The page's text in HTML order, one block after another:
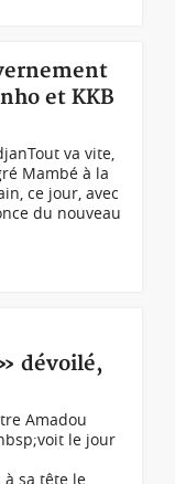
et KKB
va vite,
Mambé à la
ce jour, avec
du nouveau
dévoilé,
Amadou
le jour
sa tête le